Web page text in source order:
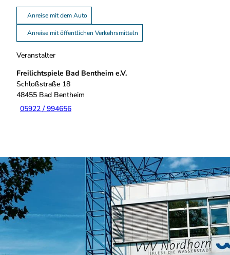
Anreise mit dem Auto
Anreise mit öffentlichen Verkehrsmitteln
Veranstalter
Freilichtspiele Bad Bentheim e.V.
Schloßstraße 18
48455 Bad Bentheim
05922 / 994656